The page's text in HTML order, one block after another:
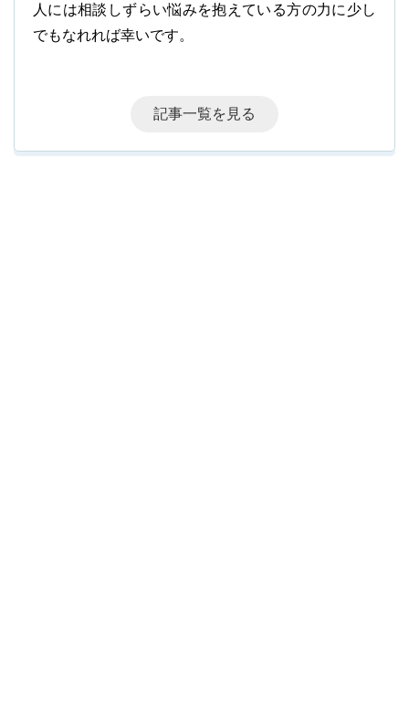
人には相談しずらい悩みを抱えている方の力に少し
でもなれれば幸いです。
記事一覧を見る